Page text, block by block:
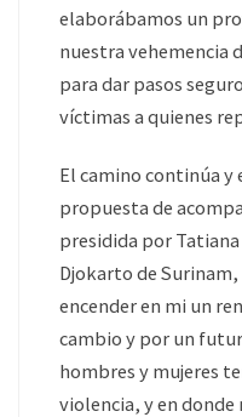
elaborábamos un
nuestra vehemencia
para dar pasos
víctimas a quienes
El camino continúa y
propuesta de
presidida por
Djokarto de
encender en mi un
cambio y por un
hombres y mujeres
violencia, y en donde